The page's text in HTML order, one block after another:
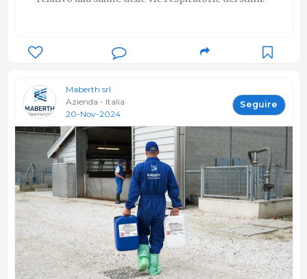
Maberth srl
Azienda - Italia
20-Nov-2024
Seguire